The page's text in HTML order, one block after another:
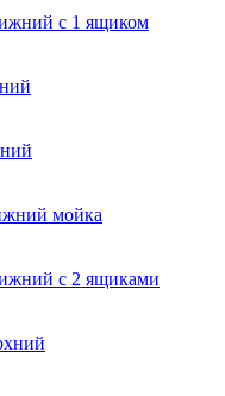
с 1 ящиком
мойка
с 2 ящиками